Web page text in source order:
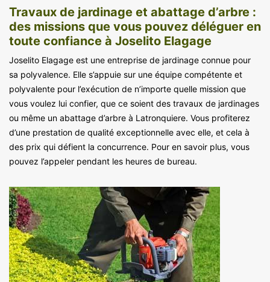
Travaux de jardinage et abattage d’arbre :
des missions que vous pouvez déléguer en
toute confiance à Joselito Elagage
Joselito Elagage est une entreprise de jardinage connue pour
sa polyvalence. Elle s’appuie sur une équipe compétente et
polyvalente pour l’exécution de n’importe quelle mission que
vous voulez lui confier, que ce soient des travaux de jardinages
ou même un abattage d’arbre à Latronquiere. Vous profiterez
d’une prestation de qualité exceptionnelle avec elle, et cela à
des prix qui défient la concurrence. Pour en savoir plus, vous
pouvez l’appeler pendant les heures de bureau.